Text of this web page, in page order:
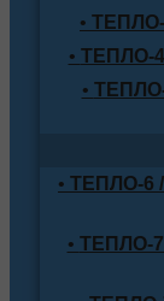
•
• ТЕПЛО-
•
• ТЕПЛО-6
• ТЕПЛО-